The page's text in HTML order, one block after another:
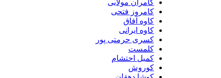
کامران مولایی
کامروز فتحی
کاوه آفاق
کاوه ایرانی
کسری حرمتی پور
کلمست
کمیل احتشام
کوروش